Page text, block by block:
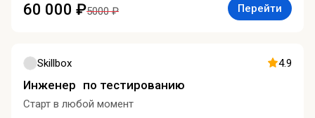
60 000 ₽5000 ₽ Перейти
Skillbox 4.9
Инженер по тестированию
Старт в любой момент